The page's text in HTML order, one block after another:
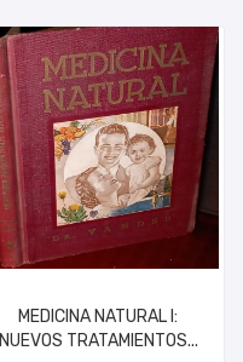
MEDICINA NATURAL I:
NUEVOS TRATAMIENTOS...